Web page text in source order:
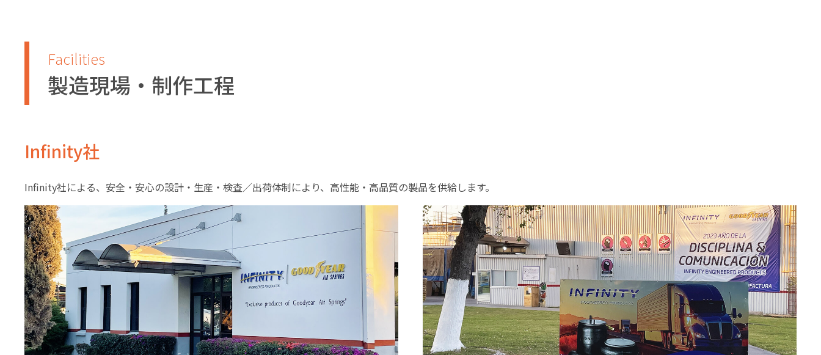
Facilities
製造現場・制作工程
Infinity社
Infinity社による、安全・安心の設計・生産・検査／出荷体制により、高性能・高品質の製品を供給します。